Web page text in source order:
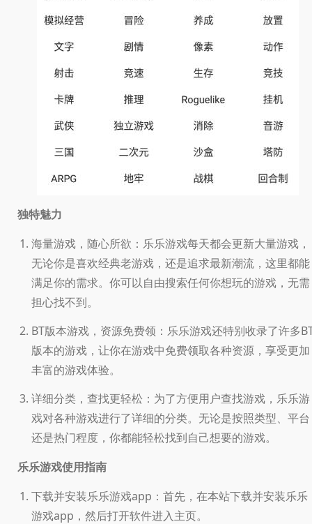
独特魅力
海量游戏，随心所欲：乐乐游戏每天都会更新大量游戏，
无论你是喜欢经典老游戏，还是追求最新潮流，这里都能
满足你的需求。你可以自由搜索任何你想玩的游戏，无需
担心找不到。
BT版本游戏，资源免费领：乐乐游戏还特别收录了许多
版本的游戏，让你在游戏中免费领取各种资源，享受更加
丰富的游戏体验。
详细分类，查找更轻松：为了方便用户查找游戏，乐乐游
戏对各种游戏进行了详细的分类。无论是按照类型、平台
还是热门程度，你都能轻松找到自己想要的游戏。
乐乐游戏使用指南
下载并安装乐乐游戏app：首先，在本站下载并安装乐乐
游戏app，然后打开软件进入主页。